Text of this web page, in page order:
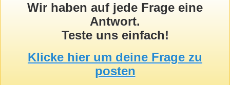
Wir haben auf jede Frage eine
Antwort.
Teste uns einfach!
Klicke hier um deine Frage zu
posten